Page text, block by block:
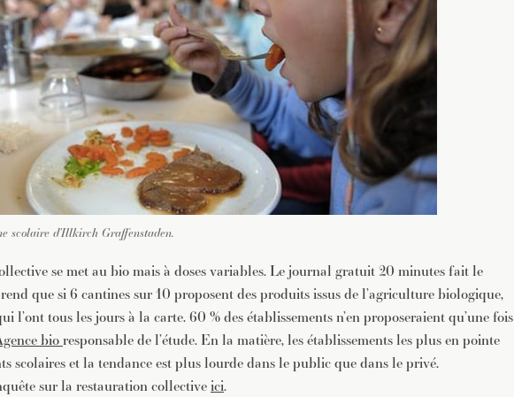
scolaire d’Illkirch Graffenstaden.
se met au bio mais à doses variables. Le journal gratuit 20 minutes fait le
que si 6 cantines sur 10 proposent des produits issus de l’agriculture biologique,
l’ont tous les jours à la carte. 60 % des établissements n’en proposeraient qu’une fois
bioresponsable de l’étude. En la matière, les établissements les plus en pointe
scolaires et la tendance est plus lourde dans le public que dans le privé.
sur la restauration collectiveici.